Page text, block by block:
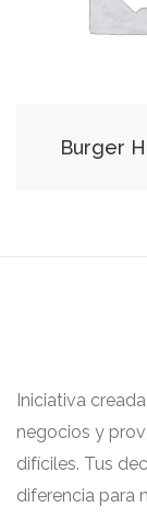
Burger
Iniciativa
negocios y
difíciles. Tus
diferencia para